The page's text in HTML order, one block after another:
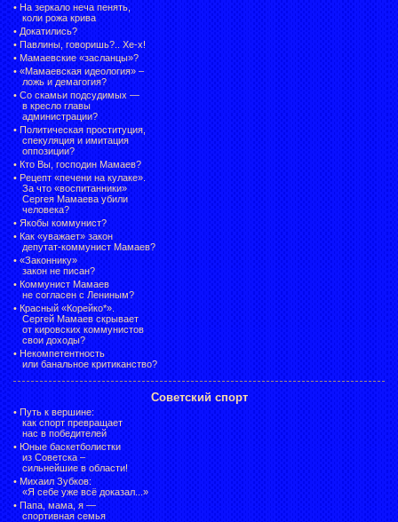
• На зеркало неча пенять,
коли рожа крива
• Докатились?
• Павлины, говоришь?.. Хе-х!
• Мамаевские «засланцы»?
• «Мамаевская идеология» –
ложь и демагогия?
• Со скамьи подсудимых —
в кресло главы
администрации?
• Политическая проституция,
спекуляция и имитация
оппозиции?
• Кто Вы, господин Мамаев?
• Рецепт «печени на кулаке».
За что «воспитанники»
Сергея Мамаева убили
человека?
• Якобы коммунист?
• Как «уважает» закон
депутат-коммунист Мамаев?
• «Законнику»
закон не писан?
• Коммунист Мамаев
не согласен с Лениным?
• Красный «Корейко*».
Сергей Мамаев скрывает
от кировских коммунистов
свои доходы?
• Некомпетентность
или банальное критиканство?
Советский спорт
• Путь к вершине:
как спорт превращает
нас в победителей
• Юные баскетболистки
из Советска –
сильнейшие в области!
• Михаил Зубков:
«Я себе уже всё доказал...»
• Папа, мама, я —
спортивная семья